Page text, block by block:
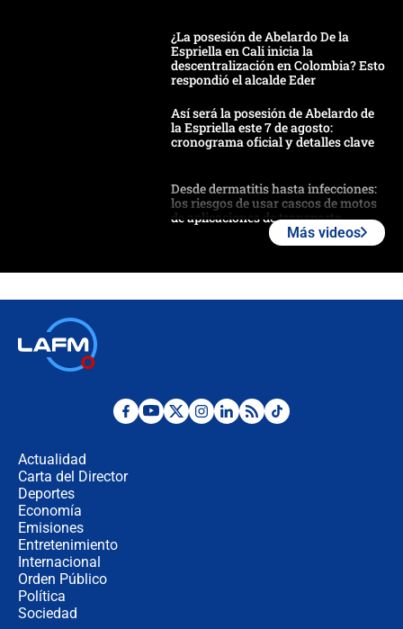
¿La posesión de Abelardo De la
Espriella en Cali inicia la
descentralización en Colombia? Esto
respondió el alcalde Eder
Así será la posesión de Abelardo de
la Espriella este 7 de agosto:
cronograma oficial y detalles clave
Desde dermatitis hasta infecciones:
los riesgos de usar cascos de motos
de aplicaciones de transporte
Posesión de Abelardo De La Espriella
Más videos
Actualidad
Carta del Director
Deportes
Economía
Emisiones
Entretenimiento
Internacional
Orden Público
Política
Sociedad